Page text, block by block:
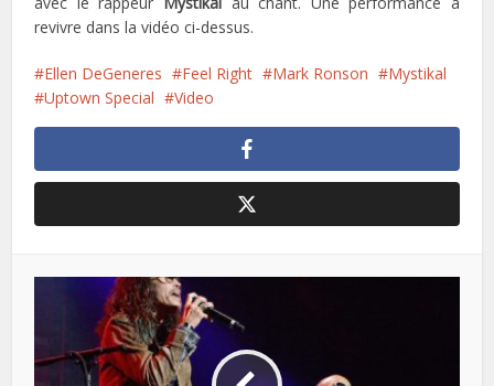
revivre dans la vidéo ci-dessus.
Ellen DeGeneres Feel Right Mark Ronson
Mystikal
Uptown Special
Video